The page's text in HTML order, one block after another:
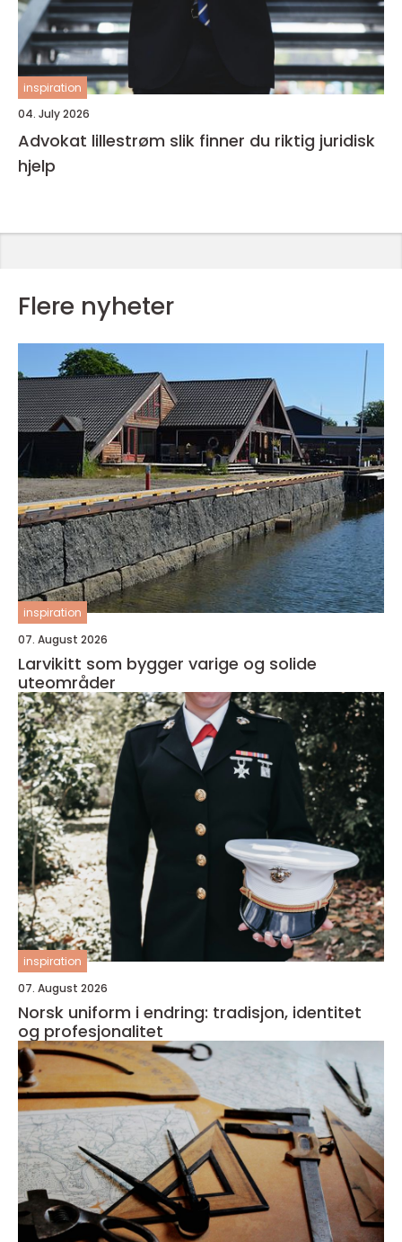
inspiration
04. July 2026
Advokat lillestrøm slik finner du riktig juridisk
hjelp
Flere nyheter
inspiration
07. August 2026
Larvikitt som bygger varige og solide
uteområder
inspiration
07. August 2026
Norsk uniform i endring: tradisjon, identitet
og profesjonalitet